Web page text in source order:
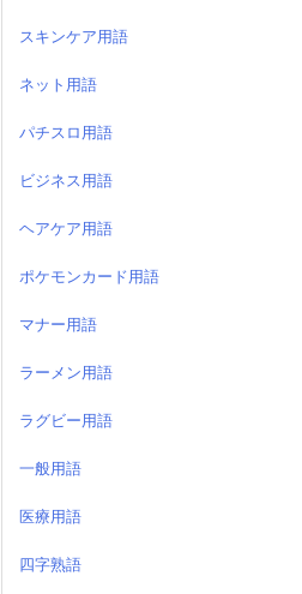
スキンケア用語
ネット用語
パチスロ用語
ビジネス用語
ヘアケア用語
ポケモンカード用語
マナー用語
ラーメン用語
ラグビー用語
一般用語
医療用語
四字熟語